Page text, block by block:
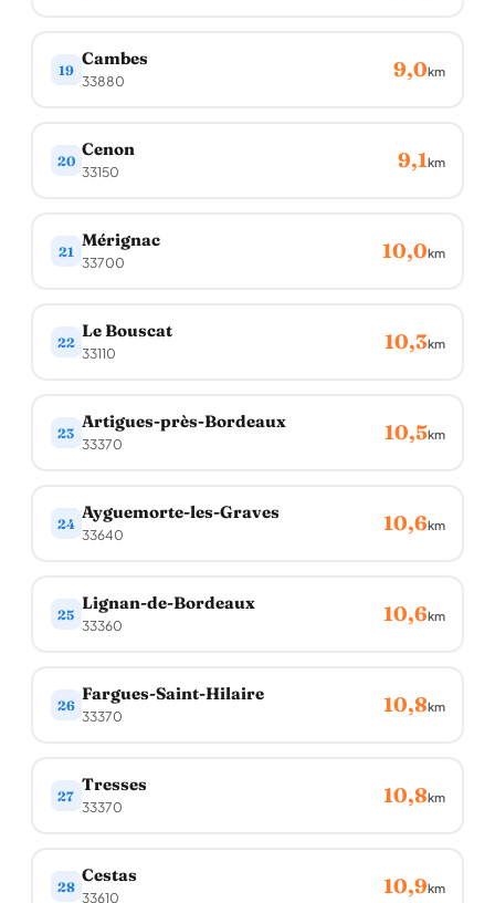
19
Cambes
33880 9,0km
20
Cenon
33150 9,1km
21
Mérignac
33700 10,0km
22
Le Bouscat
33110 10,3km
23
Artigues-près-Bordeaux
33370 10,5km
24
Ayguemorte-les-Graves
33640 10,6km
25
Lignan-de-Bordeaux
33360 10,6km
26
Fargues-Saint-Hilaire
33370 10,8km
27
Tresses
33370 10,8km
28
Cestas
33610 10,9km